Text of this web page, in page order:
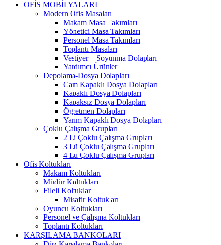
OFİS MOBİLYALARI
Modern Ofis Masaları
Makam Masa Takımları
Yönetici Masa Takımları
Personel Masa Takımları
Toplantı Masaları
Vestiyer – Soyunma Dolapları
Yardımcı Ürünler
Depolama-Dosya Dolapları
Cam Kapaklı Dosya Dolapları
Kapaklı Dosya Dolapları
Kapaksız Dosya Dolapları
Ögretmen Dolapları
Yarım Kapaklı Dosya Dolapları
Çoklu Çalışma Grupları
2 Li Çoklu Çalışma Grupları
3 Lü Çoklu Çalışma Grupları
4 Lü Çoklu Çalışma Grupları
Ofis Koltukları
Makam Koltukları
Müdür Koltukları
Fileli Koltuklar
Misafir Koltukları
Oyuncu Koltukları
Personel ve Çalışma Koltukları
Toplantı Koltukları
KARŞILAMA BANKOLARI